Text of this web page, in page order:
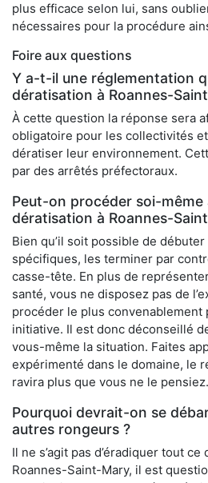
plus efficace selon lui, sans
nécessaires pour la procédure
Foire aux questions
Y a-t-il une réglementation
dératisation à Roannes-
À cette question la réponse sera
obligatoire pour les collectivités
dératiser leur environnement.
par des arrêtés préfectoraux.
Peut-on procéder soi-même
dératisation à Roannes-
Bien qu’il soit possible de
spécifiques, les terminer par
casse-tête. En plus de
santé, vous ne disposez pas de
procéder le plus convenablement
initiative. Il est donc déconseillé
vous-même la situation. Faites
expérimenté dans le domaine, le
ravira plus que vous ne le pensiez.
Pourquoi devrait-on se
autres rongeurs ?
Il ne s’agit pas d’éradiquer tout
Roannes-Saint-Mary, il est